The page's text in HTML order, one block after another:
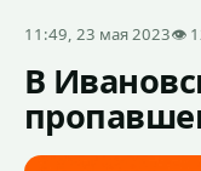
11:49, 23 мая 2023👁
В